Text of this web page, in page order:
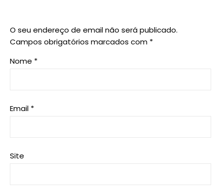
O seu endereço de email não será publicado.
Campos obrigatórios marcados com *
Nome *
Email *
Site